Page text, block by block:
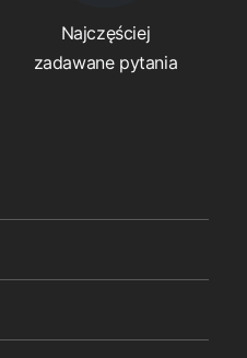
Najczęściej
zadawane pytania